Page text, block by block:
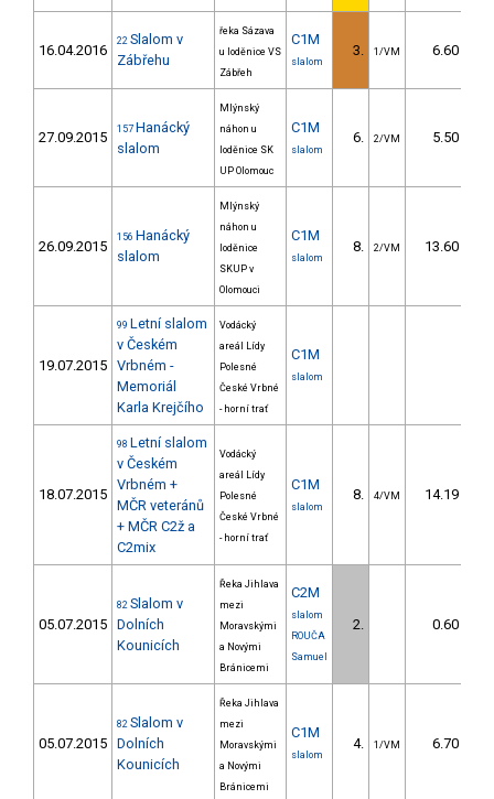
16.04.2016
22 Slalom v
Zábřehu
řeka Sázava
u loděnice VS
Zábřeh
C1M
slalom
3. 1/VM 6.60
27.09.2015 157 Hanácký
slalom
Mlýnský
náhon u
loděnice SK
UP Olomouc
C1M
slalom
6. 2/VM 5.50
26.09.2015
156 Hanácký
slalom
Mlýnský
náhon u
loděnice
SKUP v
Olomouci
C1M
slalom
8. 2/VM 13.60
19.07.2015
99 Letní slalom
v Českém
Vrbném -
Memoriál
Karla Krejčího
Vodácký
areál Lídy
Polesné
České Vrbné
- horní trať
C1M
slalom
18.07.2015
98 Letní slalom
v Českém
Vrbném +
MČR veteránů
+ MČR C2ž a
C2mix
Vodácký
areál Lídy
Polesné
České Vrbné
- horní trať
C1M
slalom
8. 4/VM 14.19
05.07.2015
82 Slalom v
Dolních
Kounicích
Řeka Jihlava
mezi
Moravskými
a Novými
Bránicemi
C2M
slalom
ROUČA
Samuel
2. 0.60
05.07.2015
82 Slalom v
Dolních
Kounicích
Řeka Jihlava
mezi
Moravskými
a Novými
Bránicemi
C1M
slalom
4. 1/VM 6.70